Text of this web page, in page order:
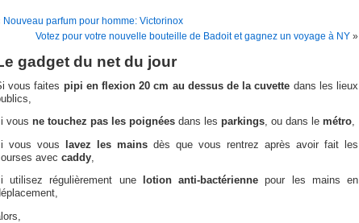
Nouveau parfum pour homme: Victorinox
Votez pour votre nouvelle bouteille de Badoit et gagnez un voyage à NY »
gadget du net du jour
vous faites pipi en flexion 20 cm au dessus de la cuvette dans les lieux
vous ne touchez pas les poignées dans les parkings, ou dans le métro,
vous vous lavez les mains dès que vous rentrez après avoir fait les
avec caddy
utilisez régulièrement une lotion anti-bactérienne pour les mains en